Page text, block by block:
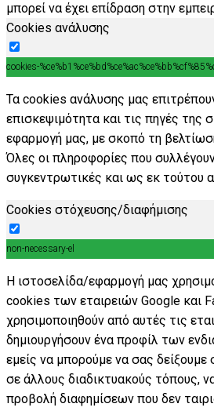
μπορεί να έχει επίδραση στην
Cookies ανάλυσης
cookies-
Τα cookies ανάλυσης μας
επισκεψιμότητα και τις πηγές της
εφαρμογή μας, με σκοπό τη
Όλες οι πληροφορίες που
συγκεντρωτικές και ως εκ τούτου
Cookies στόχευσης/διαφήμισης
non-necessary-el
Η ιστοσελίδα/εφαρμογή μας
cookies των εταιρειών Google και
χρησιμοποιηθούν από αυτές τις
δημιουργήσουν ένα προφίλ των
εμείς να μπορούμε να σας δείξουμε
σε άλλους διαδικτυακούς τόπους,
προβολή διαφημίσεων που δεν